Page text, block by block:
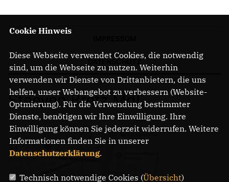
Steeven Bretz MdL
Cookie Hinweis
Diese Webseite verwendet Cookies, die notwendig
sind, um die Webseite zu nutzen. Weiterhin
verwenden wir Dienste von Drittanbietern, die uns
helfen, unser Webangebot zu verbessern (Website-
Optmierung). Für die Verwendung bestimmter
Dienste, benötigen wir Ihre Einwilligung. Ihre
Einwilligung können Sie jederzeit widerrufen. Weitere
Informationen finden Sie in unserer
Datenschutzerklärung.
Technisch notwendige Cookies (Übersicht)